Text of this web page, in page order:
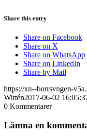
Share this entry
Share on Facebook
Share on X
Share on WhatsApp
Share on LinkedIn
Share by Mail
https://xn--borrsvngen-
Wirtén2017-06-02
0 Kommentarer
Lämna en